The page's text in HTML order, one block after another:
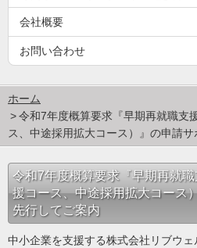
会社概要
お問い合わせ
ホーム
令和7年度概算要求『早期再就職支
ス、中途採用拡大コース）』の申請
令和7年度概算要求『早期再就
援コース、中途採用拡大コース
先行してご案内
中小企業を支援する株式会社リブウ